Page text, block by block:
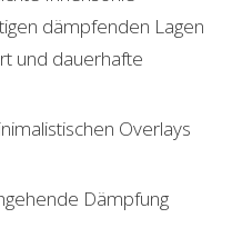
dämpfenden Lagen
und dauerhafte
Overlays
Dämpfung